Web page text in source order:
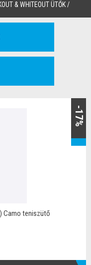
& WHITEOUT ÜTŐK/
-17%
Camo teniszütő